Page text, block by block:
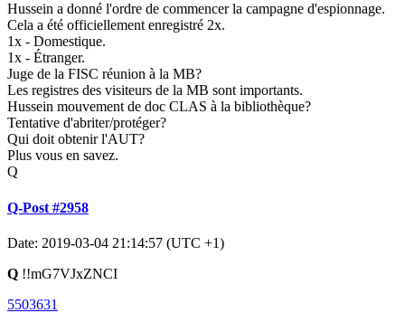
Hussein a donné l'ordre de commencer la campagne d'espionnage.
Cela a été officiellement enregistré 2x.
1x - Domestique.
1x - Étranger.
Juge de la FISC réunion à la MB?
Les registres des visiteurs de la MB sont importants.
Hussein mouvement de doc CLAS à la bibliothèque?
Tentative d'abriter/protéger?
Qui doit obtenir l'AUT?
Plus vous en savez.
Q
Q-Post #2958
Date: 2019-03-04 21:14:57 (UTC +1)
Q !!mG7VJxZNCI
5503631